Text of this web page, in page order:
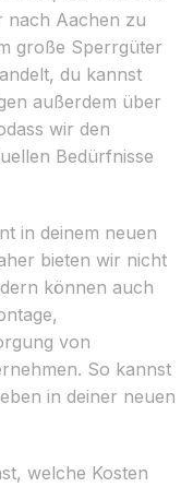
nach Aachen zu
große Sperrgüter
du kannst
außerdem über
wir den
Bedürfnisse
in deinem neuen
bieten wir nicht
können auch
von
So kannst
in deiner neuen
welche Kosten